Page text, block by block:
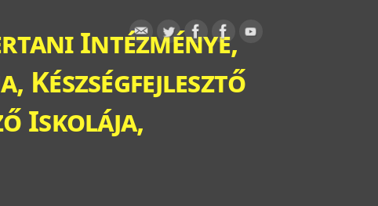
Intézménye,
Készségfejlesztő
Iskolája,